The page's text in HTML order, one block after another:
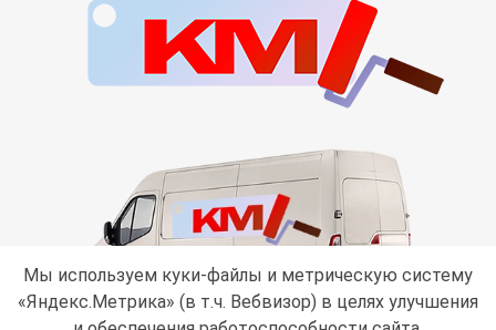
Мы используем куки-файлы и метрическую систему
«Яндекс.Метрика» (в т.ч. Вебвизор) в целях улучшения